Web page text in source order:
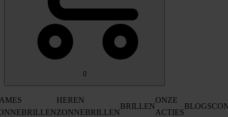
0
HEREN
ZONNEBRILLEN
BRILLEN
ONZE
ACTIES
BLOGS